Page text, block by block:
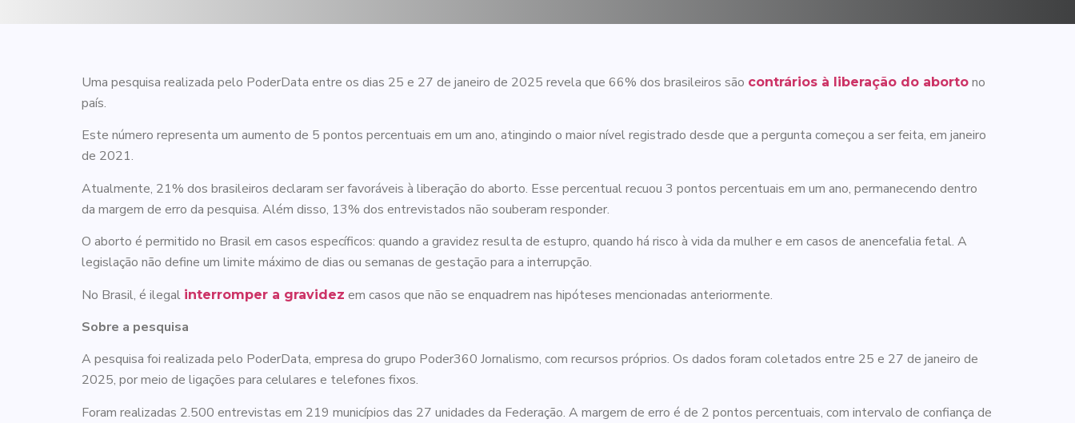
Uma pesquisa realizada pelo PoderData entre os dias 25 e 27 de janeiro de 2025 revela que 66% dos brasileiros são contrários à liberação do aborto no
país.
Este número representa um aumento de 5 pontos percentuais em um ano, atingindo o maior nível registrado desde que a pergunta começou a ser feita, em janeiro
de 2021.
Atualmente, 21% dos brasileiros declaram ser favoráveis à liberação do aborto. Esse percentual recuou 3 pontos percentuais em um ano, permanecendo dentro
da margem de erro da pesquisa. Além disso, 13% dos entrevistados não souberam responder.
O aborto é permitido no Brasil em casos específicos: quando a gravidez resulta de estupro, quando há risco à vida da mulher e em casos de anencefalia fetal. A
legislação não define um limite máximo de dias ou semanas de gestação para a interrupção.
No Brasil, é ilegal interromper a gravidez em casos que não se enquadrem nas hipóteses mencionadas anteriormente.
Sobre a pesquisa
A pesquisa foi realizada pelo PoderData, empresa do grupo Poder360 Jornalismo, com recursos próprios. Os dados foram coletados entre 25 e 27 de janeiro de
2025, por meio de ligações para celulares e telefones fixos.
Foram realizadas 2.500 entrevistas em 219 municípios das 27 unidades da Federação. A margem de erro é de 2 pontos percentuais, com intervalo de confiança de